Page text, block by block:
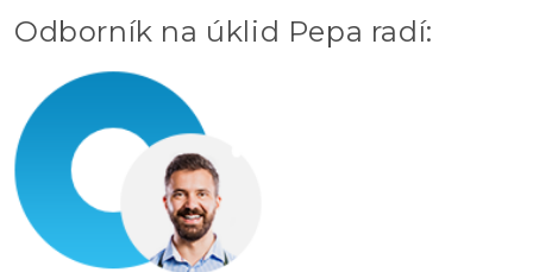
Odborník na úklid Pepa radí: